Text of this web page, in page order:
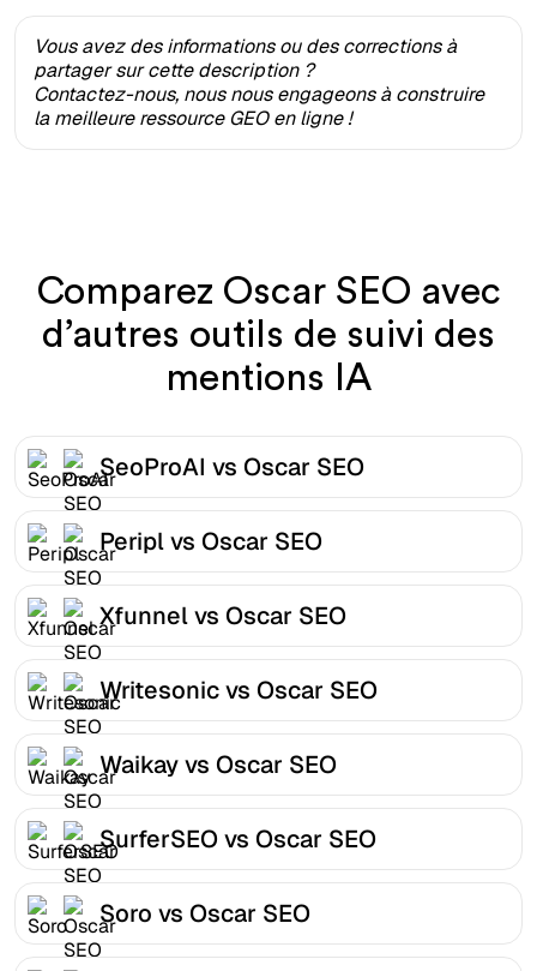
Vous avez des informations ou des corrections à
partager sur cette description ?
Contactez-nous, nous nous engageons à construire
la meilleure ressource GEO en ligne !
Comparez Oscar SEO avec
d’autres outils de suivi des
mentions IA
SeoProAI vs Oscar SEO
Peripl vs Oscar SEO
Xfunnel vs Oscar SEO
Writesonic vs Oscar SEO
Waikay vs Oscar SEO
SurferSEO vs Oscar SEO
Soro vs Oscar SEO